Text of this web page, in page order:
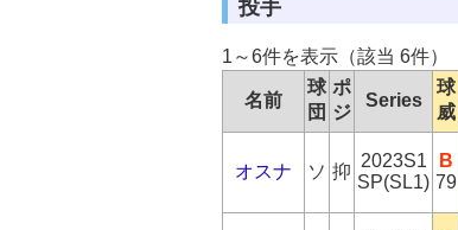
投手
1～6件を表示（該当 6件）
名前
球
団
ポ
ジ
Series
球
威
オスナ ソ 抑
2023S1
SP(SL1)
B
79